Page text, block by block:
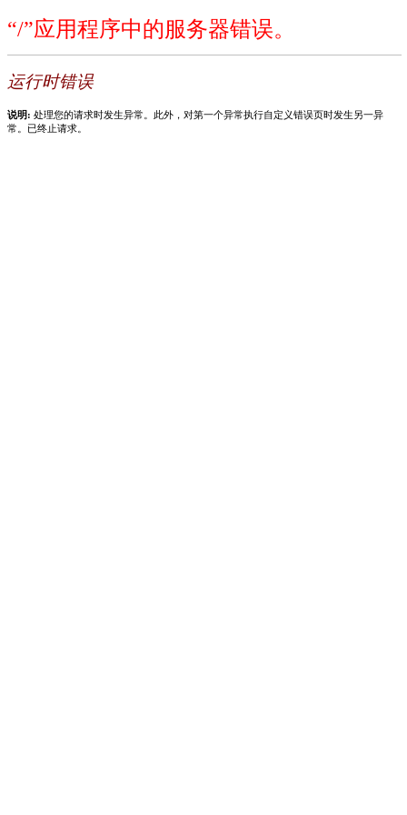
“/”应用程序中的服务器错误。
运行时错误
说明: 处理您的请求时发生异常。此外，对第一个异常执行自定义错误页时发生另一异
常。已终止请求。